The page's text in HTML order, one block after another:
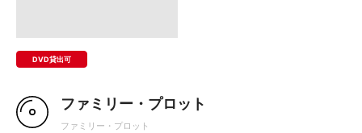
DVD貸出可
ファミリー・プロット
ファミリー・プロット